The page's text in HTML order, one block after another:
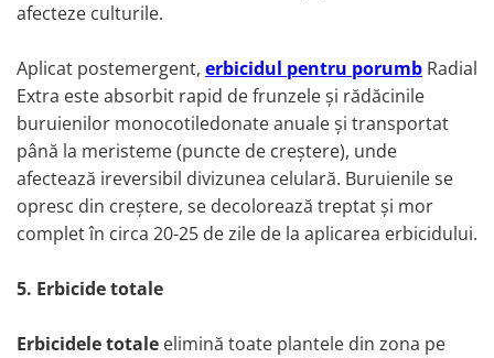
afecteze culturile.
Aplicat postemergent, erbicidul pentru porumb Radial
Extra este absorbit rapid de frunzele și rădăcinile
buruienilor monocotiledonate anuale și transportat
până la meristeme (puncte de creștere), unde
afectează ireversibil divizunea celulară. Buruienile se
opresc din creștere, se decolorează treptat și mor
complet în circa 20-25 de zile de la aplicarea erbicidului.
5. Erbicide totale
Erbicidele totale elimină toate plantele din zona pe